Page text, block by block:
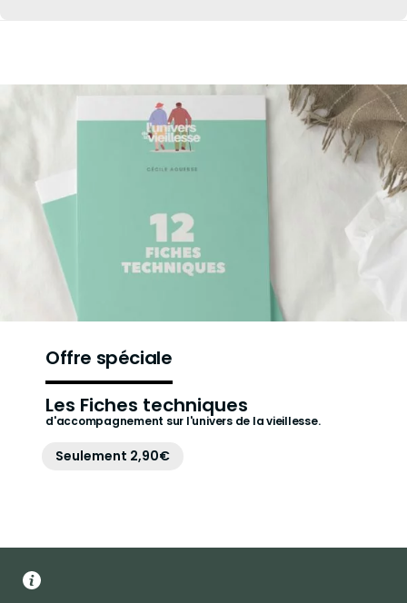
Offre spéciale
Les Fiches techniques
d'accompagnement sur l'univers de la vieillesse.
Seulement 2,90€